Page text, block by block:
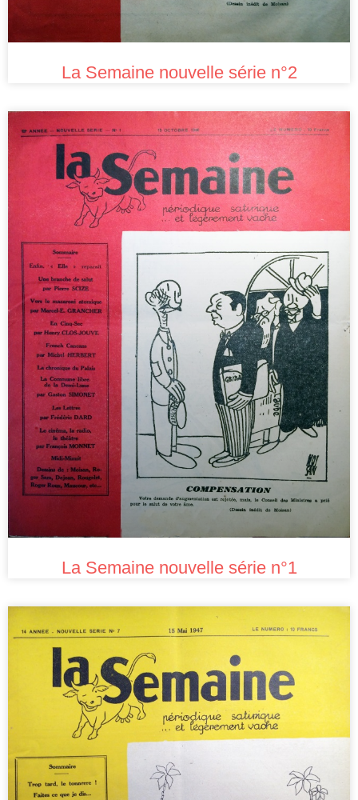
La Semaine nouvelle série n°2
La Semaine nouvelle série n°1